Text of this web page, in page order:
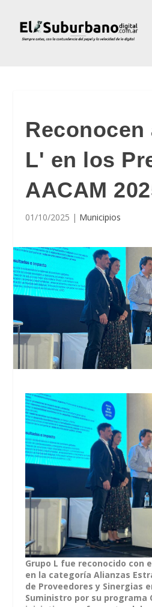
Reconocen
L' en los
AACAM
01/10/2025 | Municipios
Grupo L fue reconocido con
en la categoría Alianzas
de Proveedores y Sinergias
Suministro por su programa